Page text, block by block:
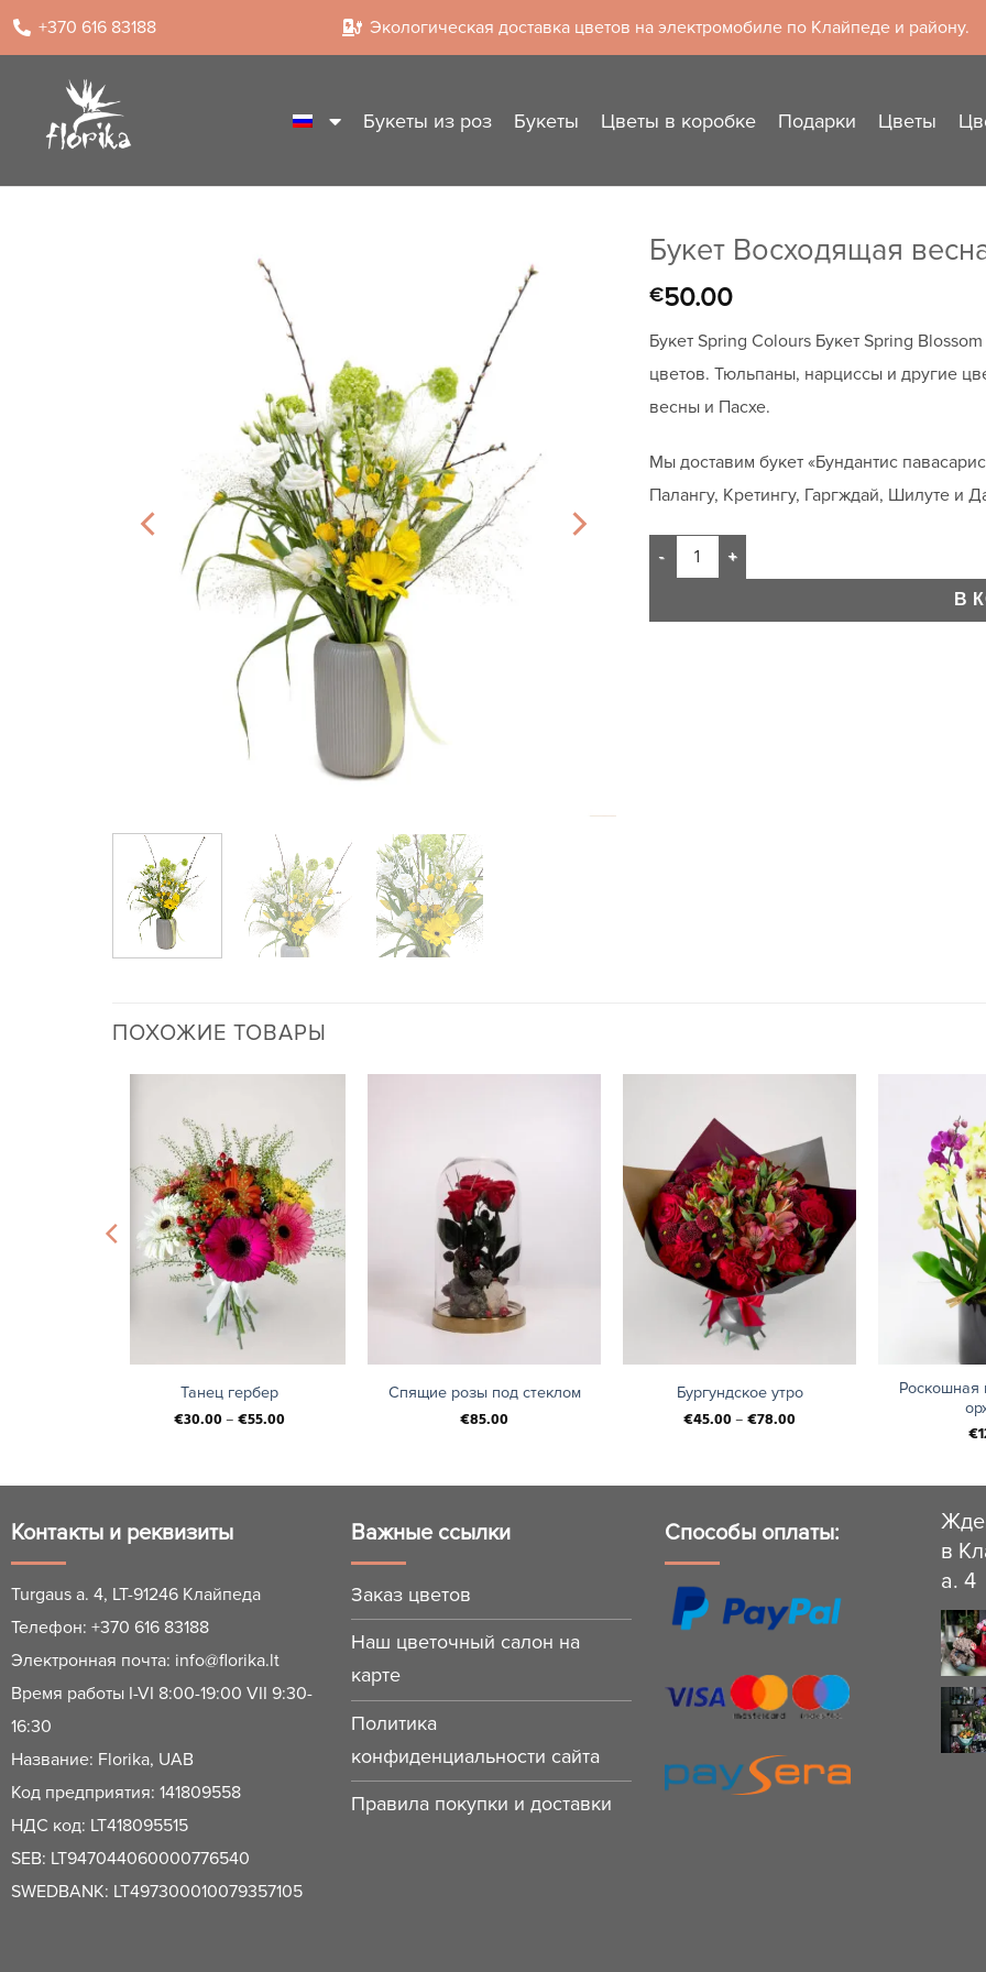
+370 616 83188 Экологическая доставка цветов на электромобиле по Клайпеде и району.
Букеты из роз Букеты Цветы в коробке Подарки Цветы
Букет Восходящая
€50.00
Букет Spring Colours Букет Spring
цветов. Тюльпаны, нарциссы и другие
весны и Пасхе.
Мы доставим букет «Бундантис
Палангу, Кретингу, Гаргждай, Шилуте и
В
ПОХОЖИЕ ТОВАРЫ
+
Танец гербер
€30.00– €55.00
+
Спящие розы под стеклом
€85.00
+
Бургундское утро
€45.00– €78.00
Роскошная
€
Контакты и реквизиты
Turgaus a. 4, LT-91246 Клайпеда
Телефон: +370 616 83188
Электронная почта: info@florika.lt
Время работы I-VI 8:00-19:00 VII 9:30-
16:30
Название: Florika, UAB
Код предприятия: 141809558
НДС код: LT418095515
SEB: LT947044060000776540
SWEDBANK: LT497300010079357105
Важные ссылки
Заказ цветов
Наш цветочный салон на
карте
Политика
конфиденциальности сайта
Правила покупки и доставки
Способы оплаты:
в
a. 4